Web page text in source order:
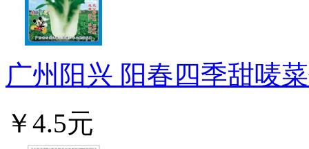
广州阳兴 阳春四季甜唛
￥4.5元